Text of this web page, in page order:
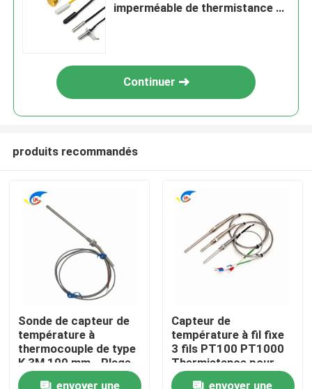
À la maison
Produits
vidéo
imperméable de thermistance de
Continuer
produits recommandés
Sonde de capteur de
température à
thermocouple de type
K 3M 100 mm - Plage
de -100 °C à 1250 °C
envoyer une
Capteur de
température à fil fixe
3 fils PT100 PT1000
Thermistance pour
une mesure précise
envoyer une